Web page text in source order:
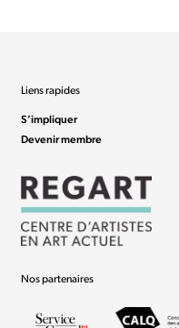
Liens rapides
S’impliquer
Devenir membre
Nos partenaires